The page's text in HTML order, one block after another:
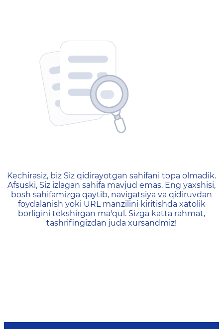
404 — Страница не
Kechirasiz, biz Siz qidirayotgan sahifani topa olmadik.
Afsuski, Siz izlagan sahifa mavjud emas. Eng yaxshisi,
bosh sahifamizga qaytib, navigatsiya va qidiruvdan
foydalanish yoki URL manzilini kiritishda xatolik
borligini tekshirgan ma'qul. Sizga katta rahmat,
tashrifingizdan juda xursandmiz!